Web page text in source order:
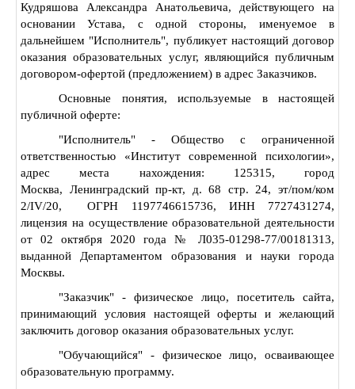
Кудряшова Александра Анатольевича, действующего на
основании Устава, с одной стороны, именуемое в
дальнейшем "Исполнитель", публикует настоящий договор
оказания образовательных услуг, являющийся публичным
договором-офертой (предложением) в адрес Заказчиков.
Основные понятия, используемые в настоящей
публичной оферте:
"Исполнитель" - Общество с ограниченной
ответственностью «Институт современной психологии»,
адрес места нахождения: 125315, город
Москва, Ленинградский пр-кт, д. 68 стр. 24, эт/пом/ком
2/IV/20, ОГРН 1197746615736, ИНН 7727431274,
лицензия на осуществление образовательной деятельности
от 02 октября 2020 года № Л035-01298-77/00181313,
выданной Департаментом образования и науки города
Москвы.
"Заказчик" - физическое лицо, посетитель сайта,
принимающий условия настоящей оферты и желающий
заключить договор оказания образовательных услуг.
"Обучающийся" - физическое лицо, осваивающее
образовательную программу.